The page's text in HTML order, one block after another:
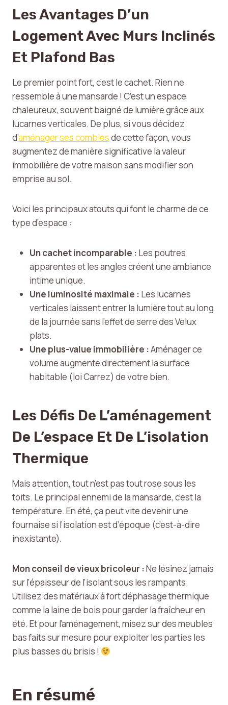
Les Avantages D’un
Logement Avec Murs Inclinés
Et Plafond Bas
Le premier point fort, c’est le cachet. Rien ne
ressemble à une mansarde ! C’est un espace
chaleureux, souvent baigné de lumière grâce aux
lucarnes verticales. De plus, si vous décidez
d’aménager ses comblesde cette façon, vous
augmentez de manière significative la valeur
immobilière de votre maison sans modifier son
emprise au sol.
Voici les principaux atouts qui font le charme de ce
type d’espace :
Un cachet incomparable : Les poutres
apparentes et les angles créent une ambiance
intime unique.
Une luminosité maximale : Les lucarnes
verticales laissent entrer la lumière tout au long
de la journée sans l’effet de serre des Velux
plats.
Une plus-value immobilière :Aménager ce
volume augmente directement la surface
habitable (loi Carrez) de votre bien.
Les Défis De L’aménagement
De L’espace Et De L’isolation
Thermique
Mais attention, tout n’est pas tout rose sous les
toits. Le principal ennemi de la mansarde, c’est la
température. En été, ça peut vite devenir une
fournaise si l’isolation est d’époque (c’est-à-dire
inexistante).
Mon conseil de vieux bricoleur :Ne lésinez jamais
sur l’épaisseur de l’isolant sous les rampants.
Utilisez des matériaux à fort déphasage thermique
comme la laine de bois pour garder la fraîcheur en
été. Et pour l’aménagement, misez sur des meubles
bas faits sur mesure pour exploiter les parties les
plus basses du brisis !
En résumé